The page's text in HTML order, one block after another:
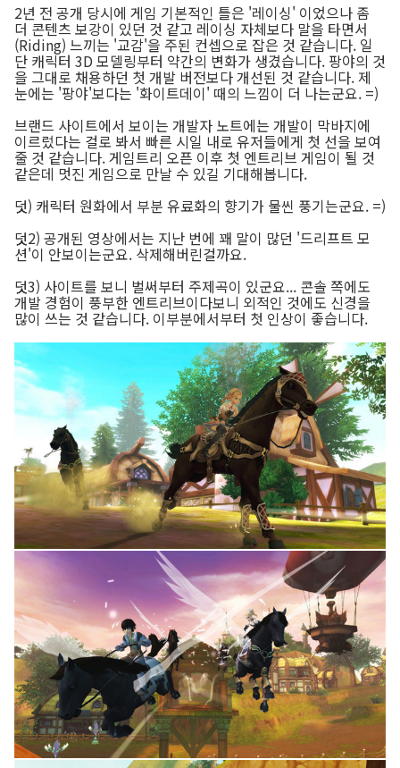
2년 전 공개 당시에 게임 기본적인 틀은 '레이싱' 이었으나 좀
더 콘텐츠 보강이 있던 것 같고 레이싱 자체보다 말을 타면서
(Riding) 느끼는 '교감'을 주된 컨셉으로 잡은 것 같습니다. 일
단 캐릭터 3D 모델링부터 약간의 변화가 생겼습니다. 팡야의 것
을 그대로 채용하던 첫 개발 버전보다 개선된 것 같습니다. 제
눈에는 '팡야'보다는 '화이트데이' 때의 느낌이 더 나는군요. =)
브랜드 사이트에서 보이는 개발자 노트에는 개발이 막바지에
이르렀다는 걸로 봐서 빠른 시일 내로 유저들에게 첫 선을 보여
줄 것 같습니다. 게임트리 오픈 이후 첫 엔트리브 게임이 될 것
같은데 멋진 게임으로 만날 수 있길 기대해봅니다.
덧) 캐릭터 원화에서 부분 유료화의 향기가 물씬 풍기는군요. =)
덧2) 공개된 영상에서는 지난 번에 꽤 말이 많던 '드리프트 모
션'이 안보이는군요. 삭제해버린걸까요.
덧3) 사이트를 보니 벌써부터 주제곡이 있군요... 콘솔 쪽에도
개발 경험이 풍부한 엔트리브이다보니 외적인 것에도 신경을
많이 쓰는 것 같습니다. 이부분에서부터 첫 인상이 좋습니다.